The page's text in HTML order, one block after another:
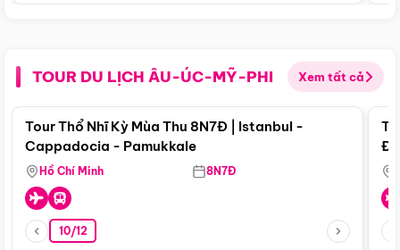
TOUR DU LỊCH ÂU-ÚC-MỸ-PHI Xem tất cả
Điểm nổi bật
Tour Thổ Nhĩ Kỳ Mùa Thu 8N7Đ | Istanbul -
Cappadocia - Pamukkale
Hồ Chí Minh 8N7Đ
10/12